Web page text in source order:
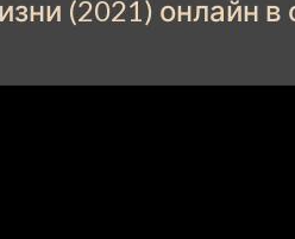
(2021) онлайн в